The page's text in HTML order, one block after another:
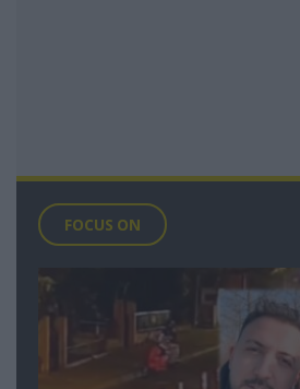
FOCUS ON